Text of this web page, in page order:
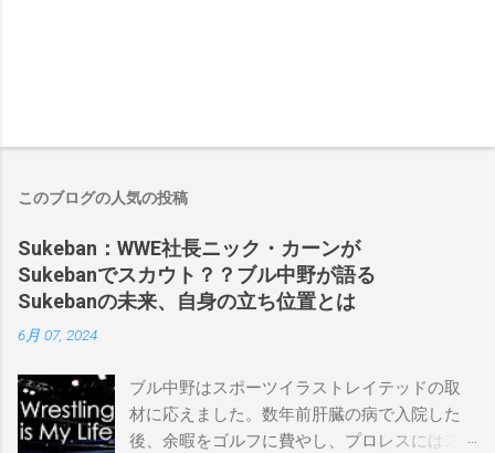
このブログの人気の投稿
Sukeban：WWE社長ニック・カーンが
Sukebanでスカウト？？ブル中野が語る
Sukebanの未来、自身の立ち位置とは
6月 07, 2024
ブル中野はスポーツイラストレイテッドの取
材に応えました。数年前肝臓の病で入院した
後、余暇をゴルフに費やし、プロレスにはス